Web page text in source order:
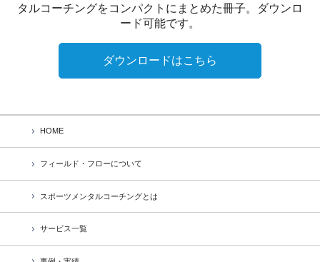
タルコーチングをコンパクトにまとめた冊子。ダウンロ
ード可能です。
ダウンロードはこちら
HOME
フィールド・フローについて
スポーツメンタルコーチングとは
サービス一覧